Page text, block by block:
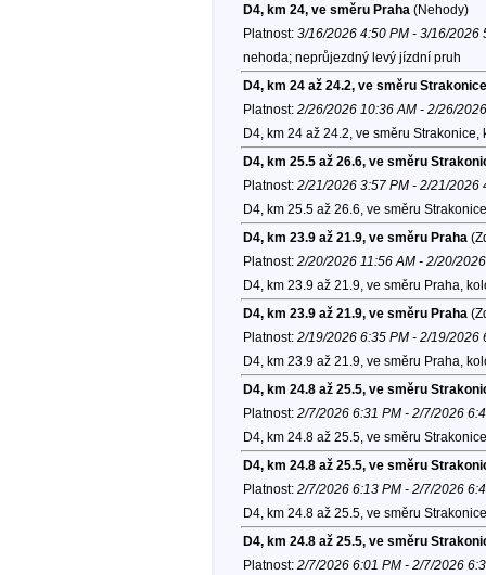
D4, km 24, ve směru Praha (Nehody)
Platnost: 3/16/2026 4:50 PM - 3/16/2026
nehoda; neprůjezdný levý jízdní pruh
D4, km 24 až 24.2, ve směru Strakonice
Platnost: 2/26/2026 10:36 AM - 2/26/
D4, km 24 až 24.2, ve směru Strakonice,
D4, km 25.5 až 26.6, ve směru
Platnost: 2/21/2026 3:57 PM - 2/21/2026
D4, km 25.5 až 26.6, ve směru
D4, km 23.9 až 21.9, ve směru Praha
Platnost: 2/20/2026 11:56 AM - 2/20/
D4, km 23.9 až 21.9, ve směru Praha,
D4, km 23.9 až 21.9, ve směru Praha
Platnost: 2/19/2026 6:35 PM - 2/19/2026
D4, km 23.9 až 21.9, ve směru Praha,
D4, km 24.8 až 25.5, ve směru
Platnost: 2/7/2026 6:31 PM - 2/7/2026
D4, km 24.8 až 25.5, ve směru
D4, km 24.8 až 25.5, ve směru
Platnost: 2/7/2026 6:13 PM - 2/7/2026
D4, km 24.8 až 25.5, ve směru
D4, km 24.8 až 25.5, ve směru
Platnost: 2/7/2026 6:01 PM - 2/7/2026